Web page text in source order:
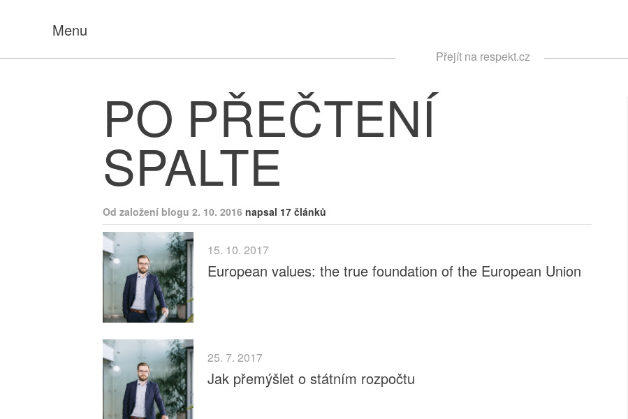
Menu
Přejít na respekt.cz
PO PŘEČTENÍ
SPALTE
Od založení blogu 2. 10. 2016 napsal 17 článků
15. 10. 2017
European values: the true foundation of the European Union
25. 7. 2017
Jak přemýšlet o státním rozpočtu